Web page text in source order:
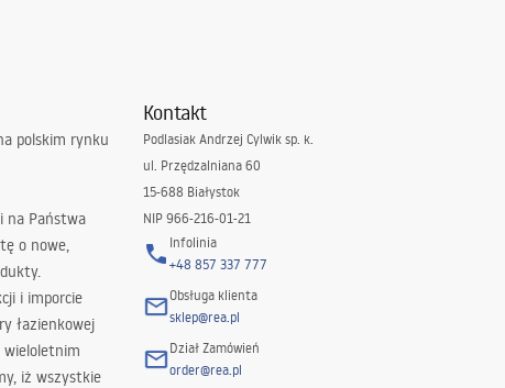
polskim rynku
na Państwa
o nowe,
i imporcie
łazienkowej
wieloletnim
iż wszystkie
Kontakt
Podlasiak Andrzej Cylwik sp. k.
ul. Przędzalniana 60
15-688 Białystok
NIP 966-216-01-21
Infolinia
+48 857 337 777
Obsługa klienta
sklep@rea.pl
Dział Zamówień
order@rea.pl